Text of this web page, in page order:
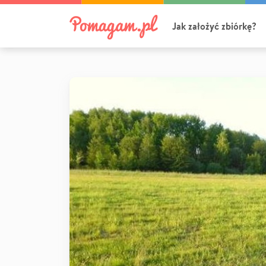
Jak założyć zbiórkę?